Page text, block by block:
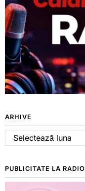
ARHIVE
Arhive
PUBLICITATE LA RADIO